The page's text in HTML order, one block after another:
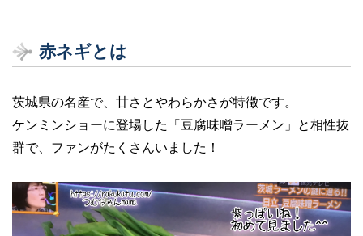
赤ネギとは
茨城県の名産で、甘さとやわらかさが特徴です。
ケンミンショーに登場した「豆腐味噌ラーメン」と相性抜
群で、ファンがたくさんいました！